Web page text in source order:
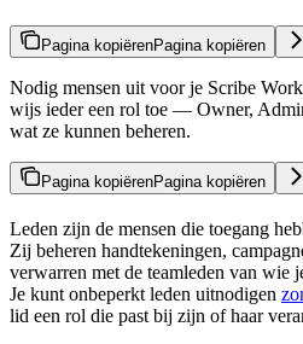
Pagina kopiërenPagina kopiëren
Nodig mensen uit voor je Scribe
wijs ieder een rol toe — Owner,
wat ze kunnen beheren.
Pagina kopiërenPagina kopiëren
Leden zijn de mensen die toegang
Zij beheren handtekeningen,
verwarren met de teamleden van wie
Je kunt onbeperkt leden uitnodigen
lid een rol die past bij zijn of haar